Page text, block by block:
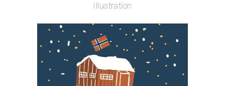
Illustration